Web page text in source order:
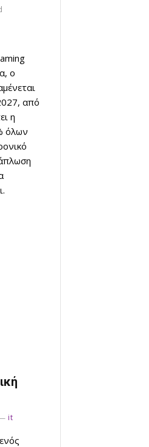
ο
από
η
όλων
it